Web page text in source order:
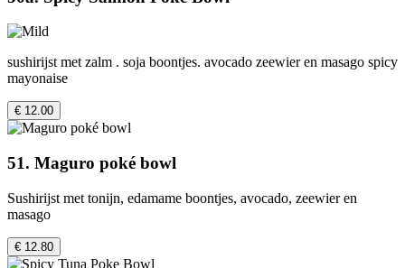
sushirijst met zalm . soja boontjes. avocado zeewier en masago spicy
mayonaise
€ 12.00
51. Maguro poké bowl
Sushirijst met tonijn, edamame boontjes, avocado, zeewier en
masago
€ 12.80